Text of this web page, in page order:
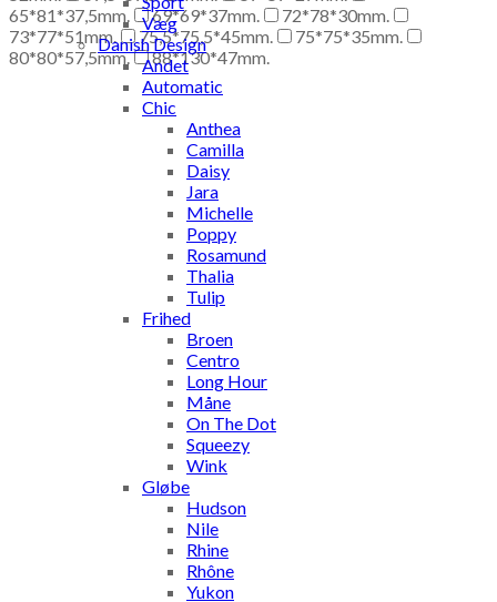
65*81*37,5mm.
69*69*37mm.
72*78*30mm.
73*77*51mm.
75,5*75,5*45mm.
75*75*35mm.
80*80*57,5mm.
88*130*47mm.
Væg
Danish Design
Andet
Automatic
Chic
Anthea
Camilla
Daisy
Jara
Michelle
Poppy
Rosamund
Thalia
Tulip
Frihed
Broen
Centro
Long Hour
Måne
On The Dot
Squeezy
Wink
Gløbe
Hudson
Nile
Rhine
Rhône
Yukon